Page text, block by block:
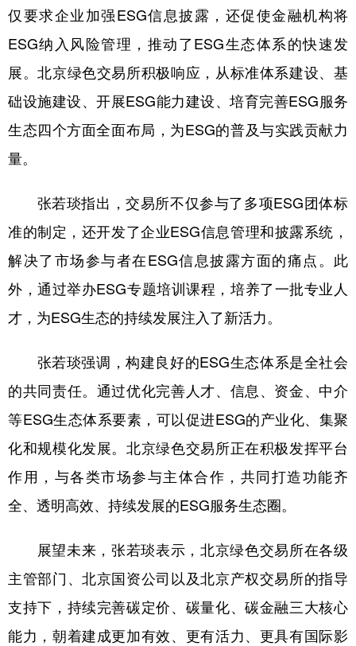
仅要求企业加强ESG信息披露，还促使金融机构将
ESG纳入风险管理，推动了ESG生态体系的快速发
展。北京绿色交易所积极响应，从标准体系建设、基
础设施建设、开展ESG能力建设、培育完善ESG服务
生态四个方面全面布局，为ESG的普及与实践贡献力
量。
张若琰指出，交易所不仅参与了多项ESG团体标
准的制定，还开发了企业ESG信息管理和披露系统，
解决了市场参与者在ESG信息披露方面的痛点。此
外，通过举办ESG专题培训课程，培养了一批专业人
才，为ESG生态的持续发展注入了新活力。
张若琰强调，构建良好的ESG生态体系是全社会
的共同责任。通过优化完善人才、信息、资金、中介
等ESG生态体系要素，可以促进ESG的产业化、集聚
化和规模化发展。北京绿色交易所正在积极发挥平台
作用，与各类市场参与主体合作，共同打造功能齐
全、透明高效、持续发展的ESG服务生态圈。
展望未来，张若琰表示，北京绿色交易所在各级
主管部门、北京国资公司以及北京产权交易所的指导
支持下，持续完善碳定价、碳量化、碳金融三大核心
能力，朝着建成更加有效、更有活力、更具有国际影